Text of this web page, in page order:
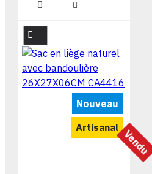
Nouveau
Artisanal
Vendu